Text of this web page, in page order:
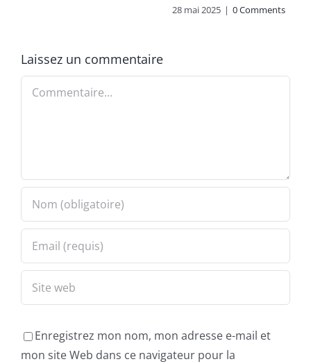
28 mai 2025 | 0 Comments
Laissez un commentaire
Commentaire
Enregistrez mon nom, mon adresse e-mail et
mon site Web dans ce navigateur pour la